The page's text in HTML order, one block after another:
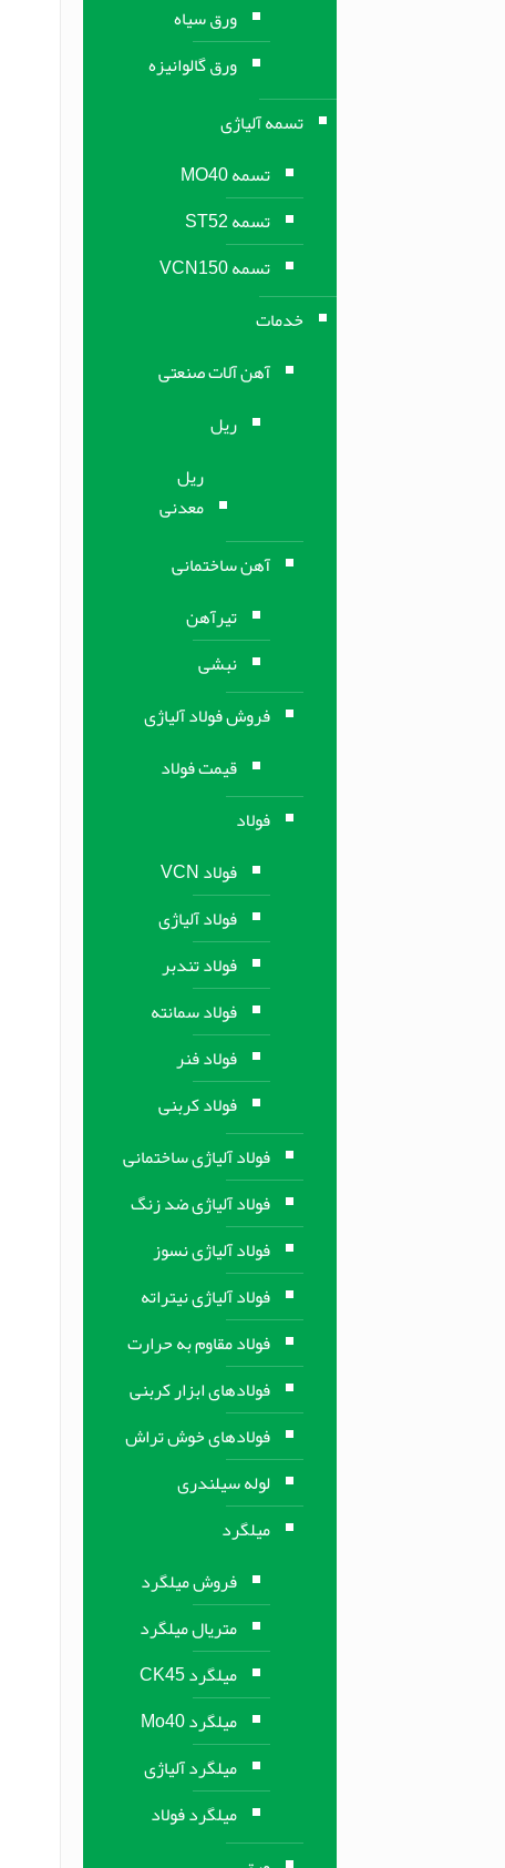
ورق سیاه
ورق گالوانیزه
تسمه آلیاژی
تسمه MO40
تسمه ST52
تسمه VCN150
خدمات
آهن آلات صنعتی
ریل
ریل
معدنی
آهن ساختمانی
تیرآهن
نبشی
فروش فولاد آلیاژی
قیمت فولاد
فولاد
فولاد VCN
فولاد آلیاژی
فولاد تندبر
فولاد سمانته
فولاد فنر
فولاد کربنی
فولاد آلیاژی ساختمانی
فولاد آلیاژی ضد زنگ
فولاد آلیاژی نسوز
فولاد آلیاژی نیتراته
فولاد مقاوم به حرارت
فولادهای ابزار کربنی
فولادهای خوش تراش
لوله سیلندری
میلگرد
فروش میلگرد
متریال میلگرد
میلگرد CK45
میلگرد Mo40
میلگرد آلیاژی
میلگرد فولاد